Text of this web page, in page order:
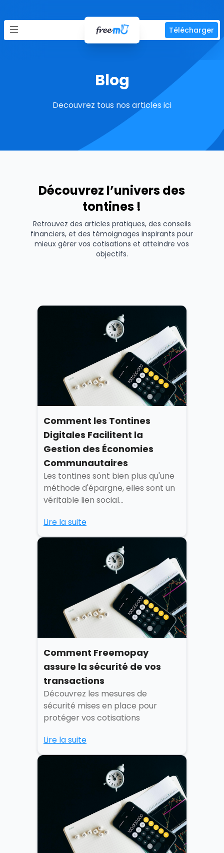
Télécharger
Blog
Decouvrez tous nos articles ici
Découvrez l’univers des
tontines !
Retrouvez des articles pratiques, des conseils
financiers, et des témoignages inspirants pour
mieux gérer vos cotisations et atteindre vos
objectifs.
Comment les Tontines
Digitales Facilitent la
Gestion des Économies
Communautaires
Les tontines sont bien plus qu'une
méthode d'épargne, elles sont un
véritable lien social...
Lire la suite
Comment Freemopay
assure la sécurité de vos
transactions
Découvrez les mesures de
sécurité mises en place pour
protéger vos cotisations
Lire la suite